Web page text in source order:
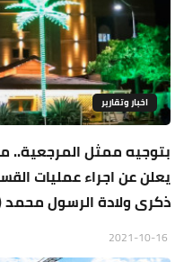
اخبار وتقارير
بتوجيه ممثل المرجعية..
يعلن عن اجراء عمليات
ذكرى ولادة الرسول